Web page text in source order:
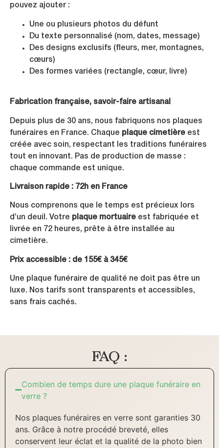
pouvez ajouter :
Une ou plusieurs photos du défunt
Du texte personnalisé (nom, dates, message)
Des designs exclusifs (fleurs, mer, montagnes,
cœurs)
Des formes variées (rectangle, cœur, livre)
Fabrication française, savoir-faire artisanal
Depuis plus de 30 ans, nous fabriquons nos plaques
funéraires en France. Chaque plaque cimetière est
créée avec soin, respectant les traditions funéraires
tout en innovant. Pas de production de masse :
chaque commande est unique.
Livraison rapide : 72h en France
Nous comprenons que le temps est précieux lors
d’un deuil. Votre plaque mortuaire est fabriquée et
livrée en 72 heures, prête à être installée au
cimetière.
Prix accessible : de 155€ à 345€
Une plaque funéraire de qualité ne doit pas être un
luxe. Nos tarifs sont transparents et accessibles,
sans frais cachés.
FAQ :
Combien de temps dure une plaque funéraire en
verre ?
Nos plaques funéraires en verre sont garanties 30
ans. Grâce à notre procédé breveté, elles
conservent leur éclat et la qualité de la photo bien